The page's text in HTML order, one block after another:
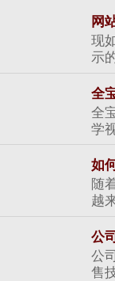
网
现
示
全
全
学
如
随
越
公
公
售